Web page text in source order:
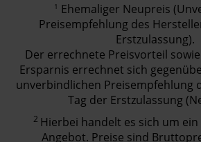
1 Ehemaliger Neupreis
Preisempfehlung des
Erstzulassung).
Der errechnete Preisvorteil
Ersparnis errechnet sich
unverbindlichen Preisempfehlung
Tag der Erstzulassung
2 Hierbei handelt es sich um
Angebot. Preise sind